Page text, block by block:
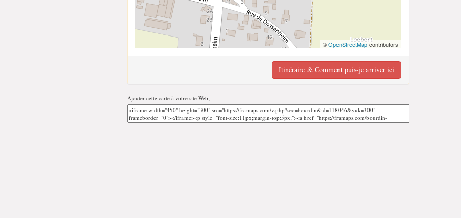
©OpenStreetMapcontributors
Itinéraire & Comment puis-je arriver ici
Ajouter cette carte à votre site Web;